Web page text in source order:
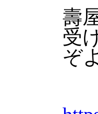
壽
受
ぞ